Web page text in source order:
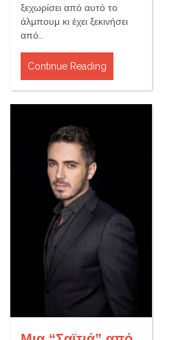
ξεχωρίσει από αυτό το
άλμπουμ κι έχει ξεκινήσει
από…
Continue Reading